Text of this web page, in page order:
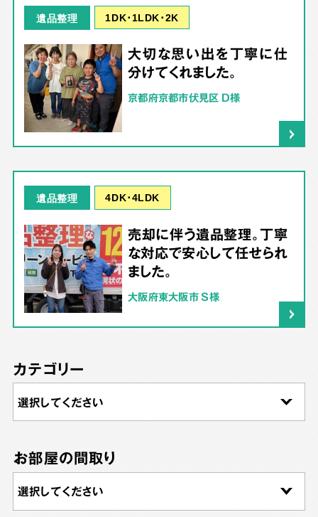
遺品整理 1DK･1LDK･2K
大切な思い出を丁寧に仕
分けてくれました。
京都府京都市伏見区 D様
遺品整理 4DK･4LDK
売却に伴う遺品整理。丁寧
な対応で安心して任せられ
ました。
大阪府東大阪市 S様
カテゴリー
お部屋の間取り